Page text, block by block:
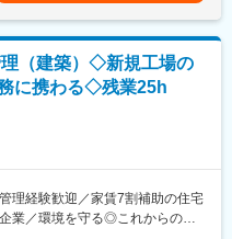
あらゆるニーズに柔軟に対応が
ーティング、成形・加工、製品
行っており、品質・コスト・意
ーズに柔軟に対応することが可
生しますがその際は振休を取得
理（建築）◇新規工場の
に携わる◇残業25h
理経験歓迎／家賃7割補助の住宅
業／環境を守る◎これからの社